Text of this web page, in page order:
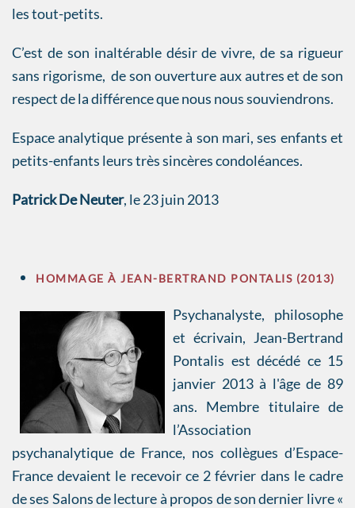
les tout-petits.
C’est de son inaltérable désir de vivre, de sa rigueur
sans rigorisme, de son ouverture aux autres et de son
respect de la différence que nous nous souviendrons.
Espace analytique présente à son mari, ses enfants et
petits-enfants leurs très sincères condoléances.
Patrick De Neuter, le 23 juin 2013
HOMMAGE À JEAN-BERTRAND PONTALIS (2013)
Psychanalyste, philosophe
et écrivain, Jean-Bertrand
Pontalis est décédé ce 15
janvier 2013 à l'âge de 89
ans. Membre titulaire de
l’Association
psychanalytique de France, nos collègues d’Espace-
France devaient le recevoir ce 2 février dans le cadre
de ses Salons de lecture à propos de son dernier livre «